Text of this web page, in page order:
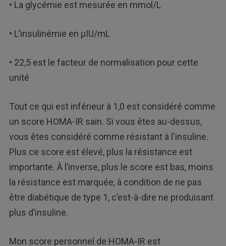
• La glycémie est mesurée en mmol/L
• L’insulinémie en μIU/mL
• 22,5 est le facteur de normalisation pour cette
unité
Tout ce qui est inférieur à 1,0 est considéré comme
un score HOMA-IR sain. Si vous êtes au-dessus,
vous êtes considéré comme résistant à l'insuline.
Plus ce score est élevé, plus la résistance est
importante. À l’inverse, plus le score est bas, moins
la résistance est marquée, à condition de ne pas
être diabétique de type 1, c’est-à-dire ne produisant
plus d’insuline.
Mon score personnel de HOMA-IR est